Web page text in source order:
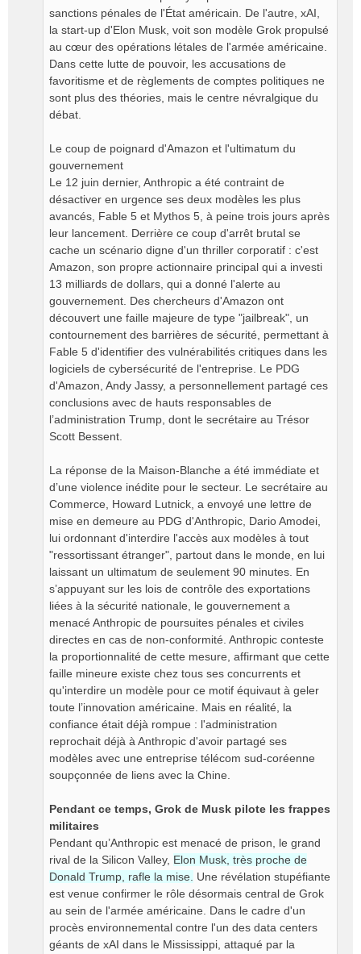
sanctions pénales de l'État américain. De l'autre, xAI,
la start-up d'Elon Musk, voit son modèle Grok propulsé
au cœur des opérations létales de l'armée américaine.
Dans cette lutte de pouvoir, les accusations de
favoritisme et de règlements de comptes politiques ne
sont plus des théories, mais le centre névralgique du
débat.
​Le coup de poignard d'Amazon et l'ultimatum du
gouvernement
​Le 12 juin dernier, Anthropic a été contraint de
désactiver en urgence ses deux modèles les plus
avancés, Fable 5 et Mythos 5, à peine trois jours après
leur lancement. Derrière ce coup d'arrêt brutal se
cache un scénario digne d'un thriller corporatif : c'est
Amazon, son propre actionnaire principal qui a investi
13 milliards de dollars, qui a donné l'alerte au
gouvernement. Des chercheurs d'Amazon ont
découvert une faille majeure de type "jailbreak", un
contournement des barrières de sécurité, permettant à
Fable 5 d'identifier des vulnérabilités critiques dans les
logiciels de cybersécurité de l'entreprise. Le PDG
d'Amazon, Andy Jassy, a personnellement partagé ces
conclusions avec de hauts responsables de
l’administration Trump, dont le secrétaire au Trésor
Scott Bessent.
​La réponse de la Maison-Blanche a été immédiate et
d’une violence inédite pour le secteur. Le secrétaire au
Commerce, Howard Lutnick, a envoyé une lettre de
mise en demeure au PDG d'Anthropic, Dario Amodei,
lui ordonnant d'interdire l'accès aux modèles à tout
"ressortissant étranger", partout dans le monde, en lui
laissant un ultimatum de seulement 90 minutes. En
s’appuyant sur les lois de contrôle des exportations
liées à la sécurité nationale, le gouvernement a
menacé Anthropic de poursuites pénales et civiles
directes en cas de non-conformité. Anthropic conteste
la proportionnalité de cette mesure, affirmant que cette
faille mineure existe chez tous ses concurrents et
qu'interdire un modèle pour ce motif équivaut à geler
toute l’innovation américaine. Mais en réalité, la
confiance était déjà rompue : l'administration
reprochait déjà à Anthropic d'avoir partagé ses
modèles avec une entreprise télécom sud-coréenne
soupçonnée de liens avec la Chine.
​Pendant ce temps, Grok de Musk pilote les frappes
militaires
​Pendant qu’Anthropic est menacé de prison, le grand
rival de la Silicon Valley, Elon Musk, très proche de
Donald Trump, rafle la mise. Une révélation stupéfiante
est venue confirmer le rôle désormais central de Grok
au sein de l'armée américaine. Dans le cadre d'un
procès environnemental contre l'un des data centers
géants de xAI dans le Mississippi, attaqué par la